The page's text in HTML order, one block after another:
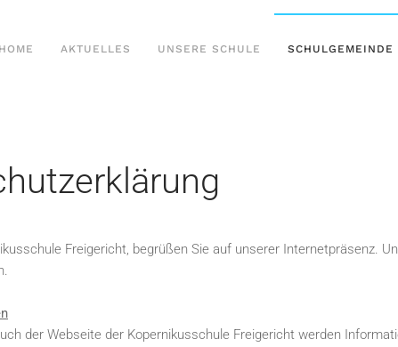
HOME AKTUELLES UNSERE SCHULE SCHULGEMEINDE
Freigericht, begrüßen Sie auf unserer Internetpräsenz.
der Webseite der Kopernikusschule Freigericht werden